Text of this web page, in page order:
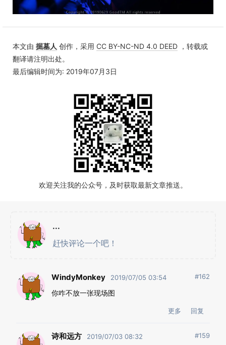
本文由 掘墓人 创作，采用 CC BY-NC-ND 4.0 DEED ，转载或
翻译请注明出处。
最后编辑时间为: 2019年07月3日
欢迎关注我的公众号，及时获取最新文章推送。